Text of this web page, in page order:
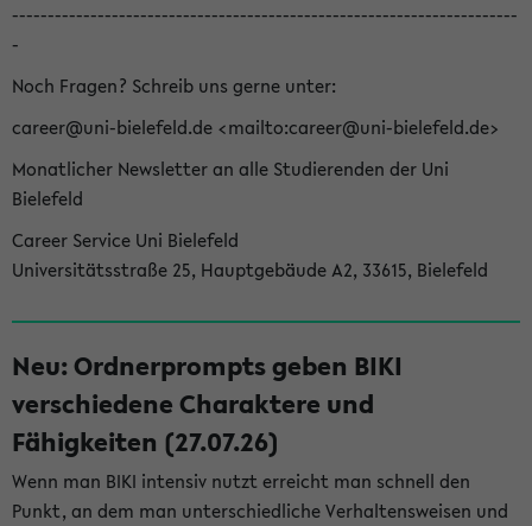
-----------------------------------------------------------------------
-
Noch Fragen? Schreib uns gerne unter:
career@uni-bielefeld.de <mailto:career@uni-bielefeld.de>
Monatlicher Newsletter an alle Studierenden der Uni
Bielefeld
Career Service Uni Bielefeld
Universitätsstraße 25, Hauptgebäude A2, 33615, Bielefeld
Neu: Ordnerprompts geben BIKI
verschiedene Charaktere und
Fähigkeiten (27.07.26)
Wenn man BIKI intensiv nutzt erreicht man schnell den
Punkt, an dem man unterschiedliche Verhaltensweisen und